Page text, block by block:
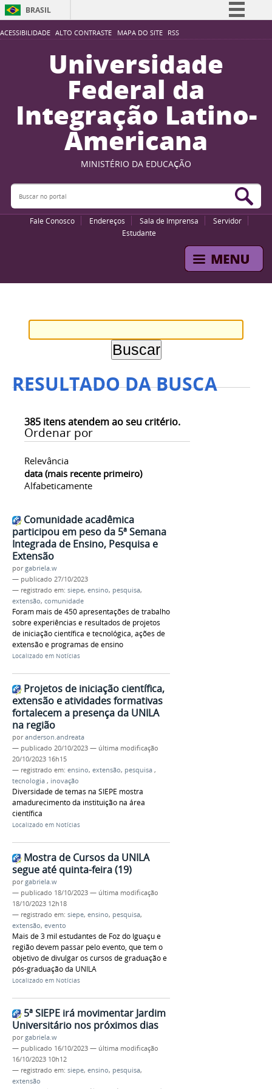
ACESSIBILIDADE ALTO CONTRASTE MAPA DO SITE RSS
BRASIL
Simplifique!
Participe
Acesso à informação
Legislação
Canais
Universidade
Federal da
Integração Latino-
Americana
MINISTÉRIO DA EDUCAÇÃO
Buscar no portal
Fale Conosco Endereços Sala de Imprensa
Servidor
Estudante
RESULTADO DA BUSCA
385 itens atendem ao seu critério.
Ordenar por
Relevância
data (mais recente primeiro)
Alfabeticamente
Comunidade acadêmica
participou em peso da 5ª Semana
Integrada de Ensino, Pesquisa e
Extensão
porgabriela.w
— publicado 27/10/2023
— registrado em: siepe, ensino, pesquisa,
extensão, comunidade
Foram mais de 450 apresentações de trabalho
sobre experiências e resultados de projetos
de iniciação científica e tecnológica, ações de
extensão e programas de ensino
Localizado em Notícias
Projetos de iniciação científica,
extensão e atividades formativas
fortalecem a presença da UNILA
na região
poranderson.andreata
— publicado 20/10/2023 — última modificação
20/10/2023 16h15
— registrado em: ensino, extensão, pesquisa ,
tecnologia , inovação
Diversidade de temas na SIEPE mostra
amadurecimento da instituição na área
científica
Localizado em Notícias
Mostra de Cursos da UNILA
segue até quinta-feira (19)
porgabriela.w
— publicado 18/10/2023 — última modificação
18/10/2023 12h18
— registrado em: siepe, ensino, pesquisa,
extensão, evento
Mais de 3 mil estudantes de Foz do Iguaçu e
região devem passar pelo evento, que tem o
objetivo de divulgar os cursos de graduação e
pós-graduação da UNILA
Localizado em Notícias
5ª SIEPE irá movimentar Jardim
Universitário nos próximos dias
porgabriela.w
— publicado 16/10/2023 — última modificação
16/10/2023 10h12
— registrado em: siepe, ensino, pesquisa,
extensão